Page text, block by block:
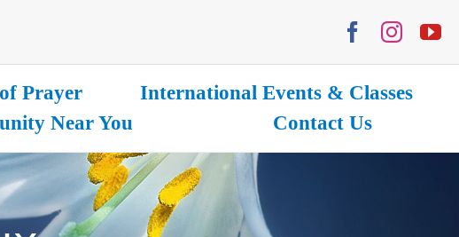
Prayer
International Events & Classes
Near You Contact Us